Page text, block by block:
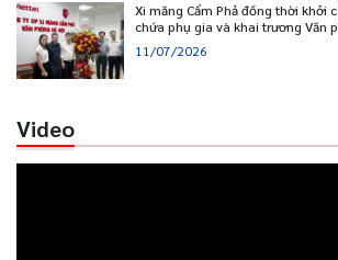
Xi măng Cẩm Phả đồng thời khởi
chứa phụ gia và khai trương Văn
11/07/2026
Video